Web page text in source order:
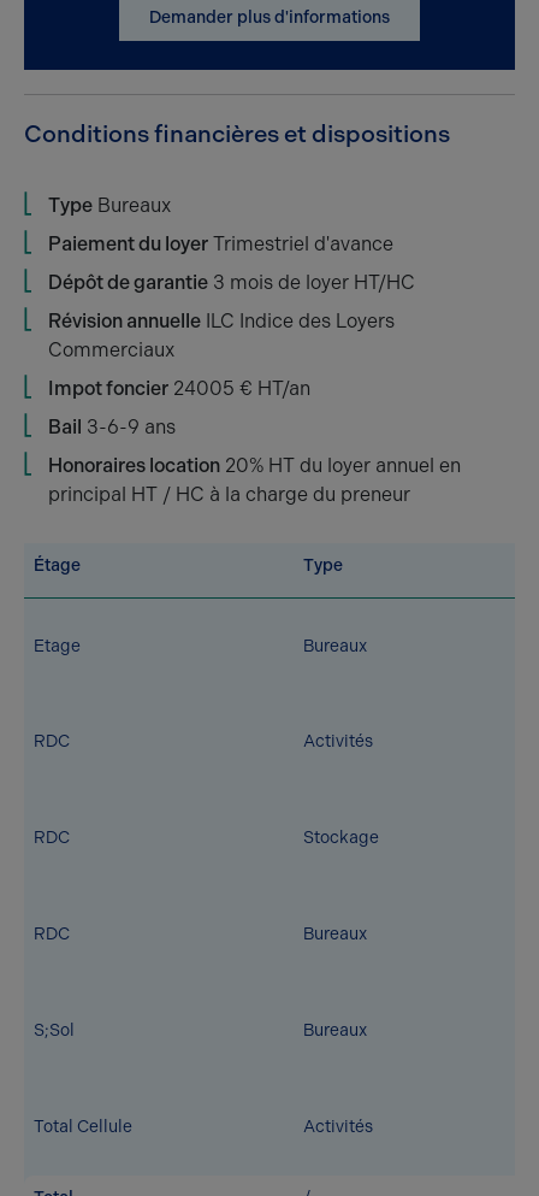
Demander plus d'informations
Conditions financières et dispositions
Type Bureaux
Paiement du loyer Trimestriel d'avance
Dépôt de garantie 3 mois de loyer HT/HC
Révision annuelle ILC Indice des Loyers
Commerciaux
Impot foncier 24005 € HT/an
Bail 3-6-9 ans
Honoraires location 20% HT du loyer annuel en
principal HT / HC à la charge du preneur
Étage Type
Etage Bureaux
RDC Activités
RDC Stockage
RDC Bureaux
S;Sol Bureaux
Total Cellule Activités